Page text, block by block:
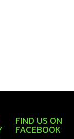
FIND US ON
FACEBOOK